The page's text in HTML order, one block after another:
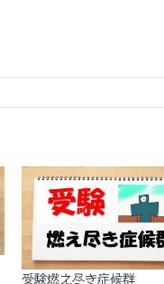
受験燃え尽き症候群